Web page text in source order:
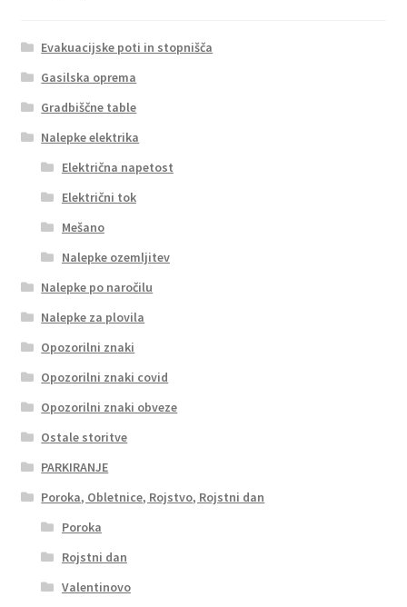
Evakuacijske poti in stopnišča
Gasilska oprema
Gradbiščne table
Nalepke elektrika
Električna napetost
Električni tok
Mešano
Nalepke ozemljitev
Nalepke po naročilu
Nalepke za plovila
Opozorilni znaki
Opozorilni znaki covid
Opozorilni znaki obveze
Ostale storitve
PARKIRANJE
Poroka, Obletnice, Rojstvo, Rojstni dan
Poroka
Rojstni dan
Valentinovo